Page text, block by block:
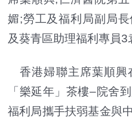
媚;勞工及福利局副局
及葵青區助理福利專員3
香港婦聯主席葉順興
「樂延年」茶樓–院舍
福利局攜手扶弱基金與